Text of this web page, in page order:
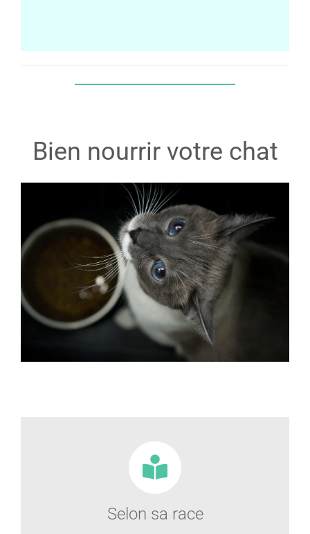
Bien nourrir votre chat
Selon sa race